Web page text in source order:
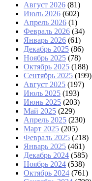
Август 2026 (81)
Июль 2026 (602)
Апрель 2026 (1)
Февраль 2026 (34)
Январь 2026 (61)
Декабрь 2025 (86)
Ноябрь 2025 (78)
Октябрь 2025 (188)
Сентябрь 2025 (199)
Август 2025 (197)
Июль 2025 (193)
Июнь 2025 (203)
Май 2025 (229)
Апрель 2025 (230)
Март 2025 (205)
Февраль 2025 (218)
Январь 2025 (461)
Декабрь 2024 (585)
Ноябрь 2024 (538)
Октябрь 2024 (761)